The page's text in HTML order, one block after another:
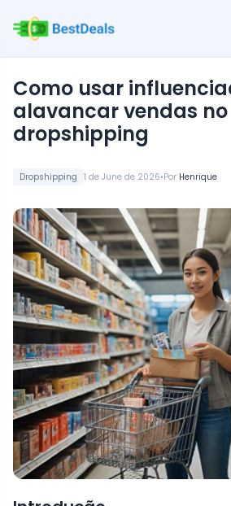
Dropshipping 1 de June de 2026•Por Henrique
Como usar influenciadores para
alavancar vendas no
dropshipping